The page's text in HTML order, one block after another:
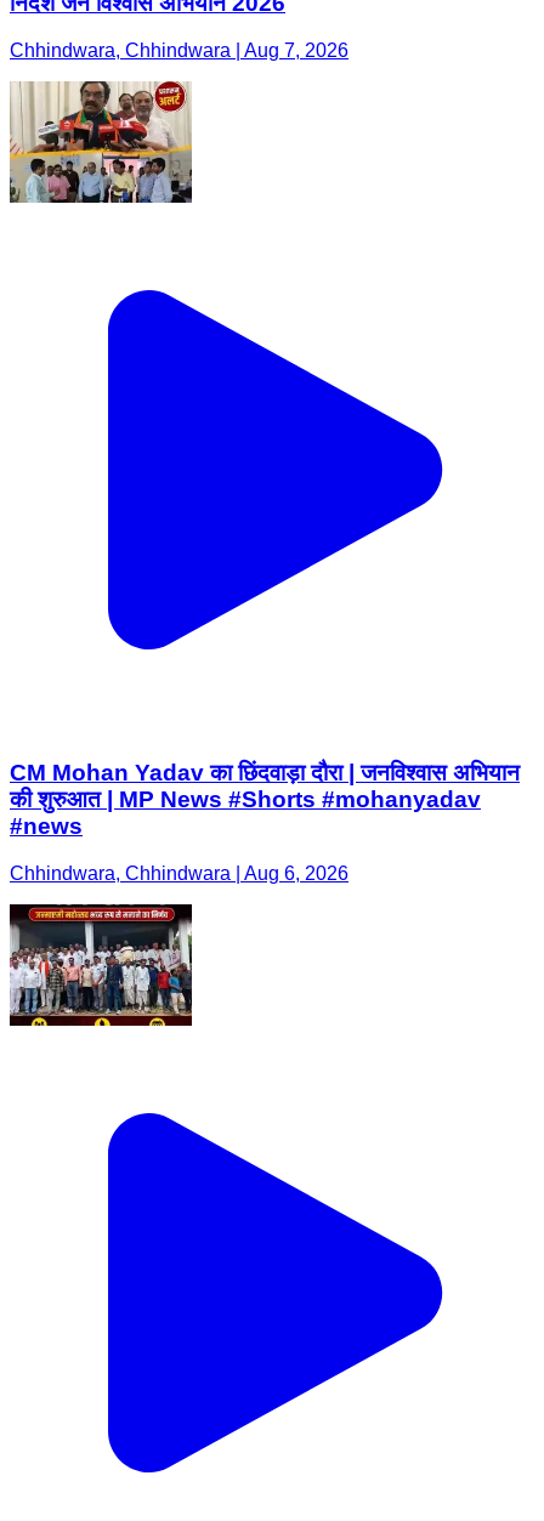
Chhindwara, Chhindwara | Aug 7, 2026
CM Mohan Yadav का छिंदवाड़ा दौरा | जनविश्वास अभियान
की शुरुआत | MP News #Shorts #mohanyadav
#news
Chhindwara, Chhindwara | Aug 6, 2026